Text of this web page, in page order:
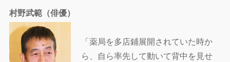
村野武範（俳優）
「薬局を多店鋪展開されていた時か
ら、自ら率先して動いて背中を見せ